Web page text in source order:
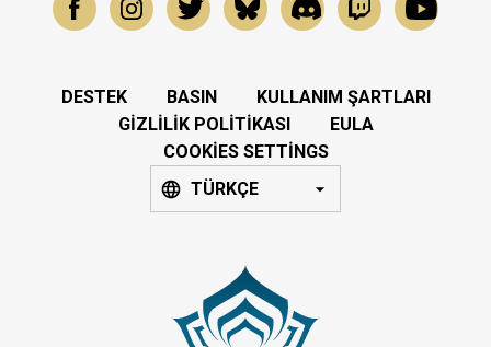
DESTEK BASIN
KULLANIM ŞARTLARI
GIZLILIK POLITIKASI
EULA
COOKIES SETTINGS
TÜRKÇE